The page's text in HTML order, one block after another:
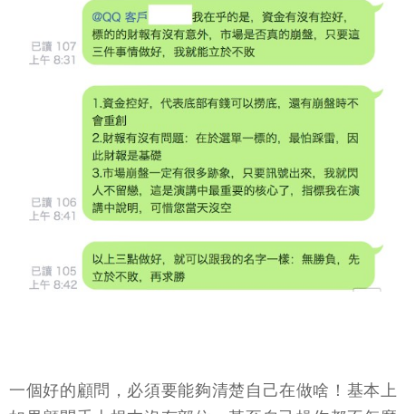
一個好的顧問，必須要能夠清楚自己在做啥！基本上